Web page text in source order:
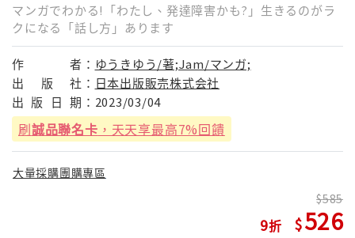
マンガでわかる!「わたし、発達障害かも?」生きるのがラ
クになる「話し方」あります
作 者： ゆうきゆう/著;Jam/マンガ;
出
版 社： 日本出版販売株式会社
出 版 日 期： 2023/03/04
刷誠品聯名卡 ，天天享最高7%回饋
大量採購團購專區
9
585
526